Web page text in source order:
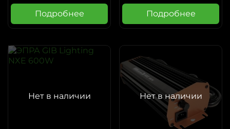
Подробнее Подробнее
Нет в наличии Нет в наличии